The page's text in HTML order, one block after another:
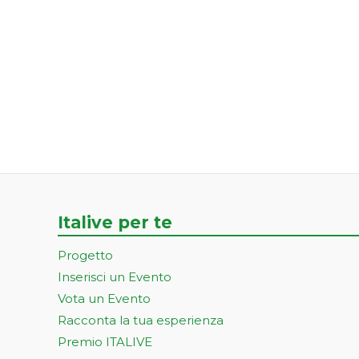
Italive per te
Progetto
Inserisci un Evento
Vota un Evento
Racconta la tua esperienza
Premio ITALIVE